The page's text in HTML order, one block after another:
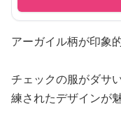
アーガイル柄が印象
チェックの服がダサ
練されたデザインが